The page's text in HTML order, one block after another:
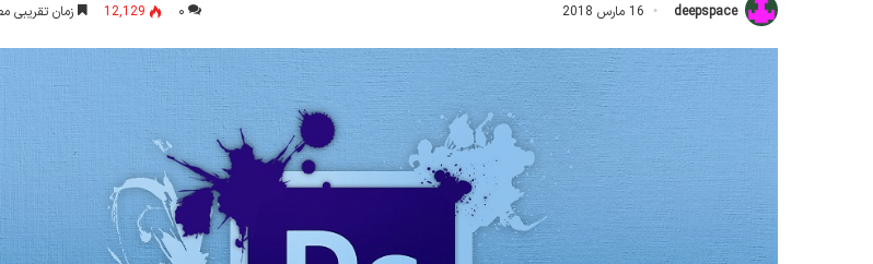
deepspace 16 مارس 2018 ۰ 12,129 زمان تقریبی